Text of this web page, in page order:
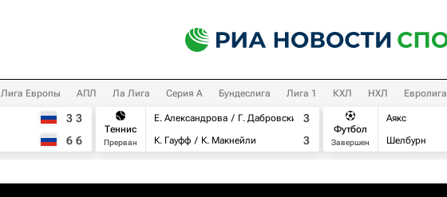
Лига Европы АПЛ Ла Лига Серия А Бундеслига Лига 1 КХЛ НХЛ Евролига
3 3
6 6
Теннис
Прерван
Е. Александрова
Г. Дабровски
К. Гауфф
К. Макнейли
3
3
Футбол
Завершен
Аякс
Шелбурн